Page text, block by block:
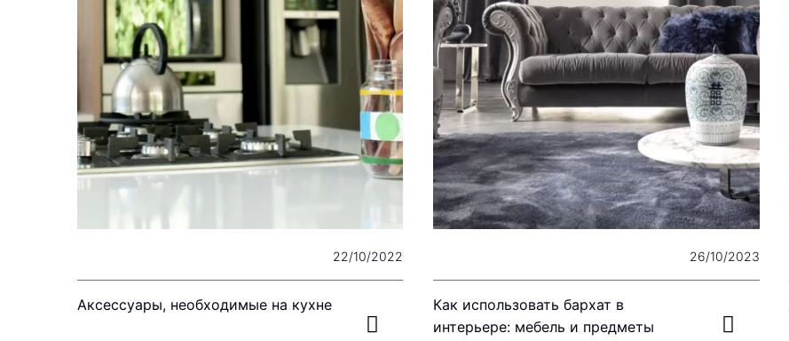
22/10/2022
Аксессуары, необходимые на кухне
26/10/2023
Как использовать бархат в
интерьере: мебель и предметы